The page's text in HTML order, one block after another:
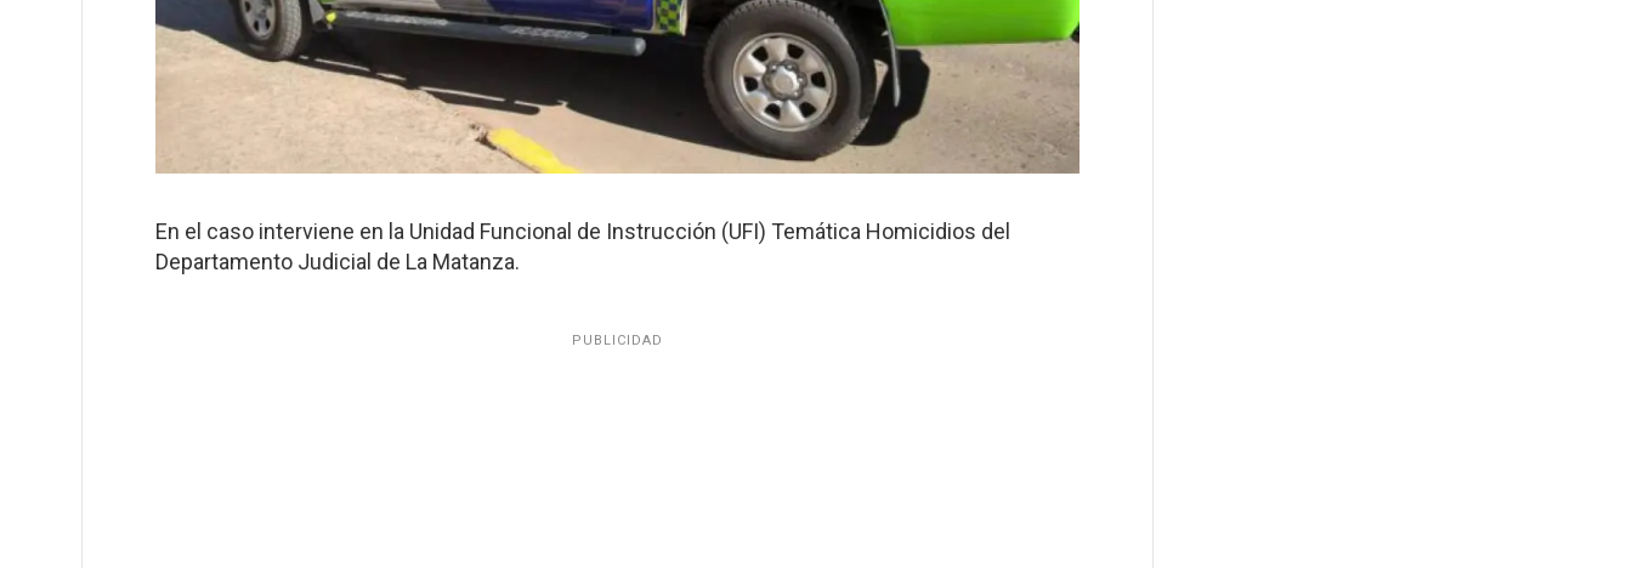
En el caso interviene en la Unidad Funcional de Instrucción (UFI) Temática Homicidios del
Departamento Judicial de La Matanza.
PUBLICIDAD